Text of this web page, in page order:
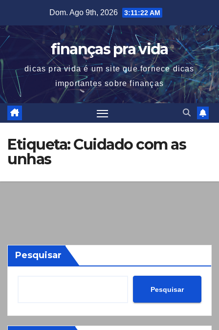
content
Dom. Ago 9th, 2026 3:11:22 AM
finanças pra vida
dicas pra vida é um site que fornece dicas
importantes sobre finanças
Etiqueta:Cuidado com as
unhas
Pesquisar
Pesquisar